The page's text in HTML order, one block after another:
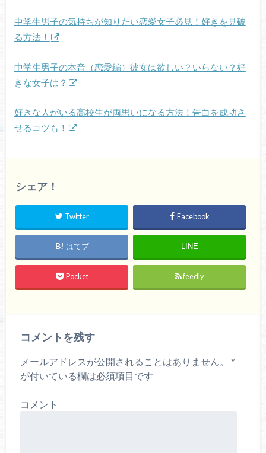
中学生男子の気持ちが知りたい恋愛女子必見！好きを見破
る方法！
中学生男子の本音（恋愛編）彼女は欲しい？いらない？好
きな女子は？
好きな人がいる高校生が両思いになる方法！告白を成功さ
せるコツも！
シェア！
Twitter Facebook
はてブ LINE
Pocket feedly
コメントを残す
メールアドレスが公開されることはありません。
*
が付いている欄は必須項目です
コメント